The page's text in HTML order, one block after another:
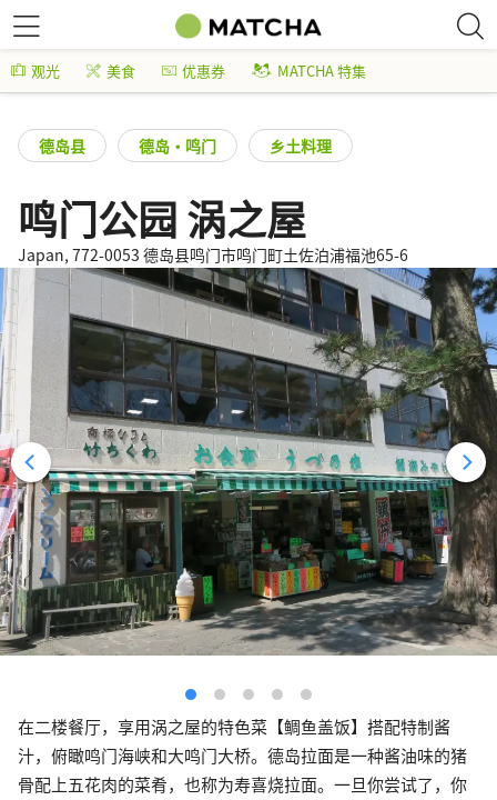
观光 美食 优惠券 MATCHA 特集
德岛县 德岛・鸣门 乡土料理
鸣门公园 涡之屋
Japan, 772-0053 德岛县鸣门市鸣门町土佐泊浦福池65-6
在二楼餐厅，享用涡之屋的特色菜【鲷鱼盖饭】搭配特制酱
汁，俯瞰鸣门海峡和大鸣门大桥。德岛拉面是一种酱油味的猪
骨配上五花肉的菜肴，也称为寿喜烧拉面。一旦你尝试了，你